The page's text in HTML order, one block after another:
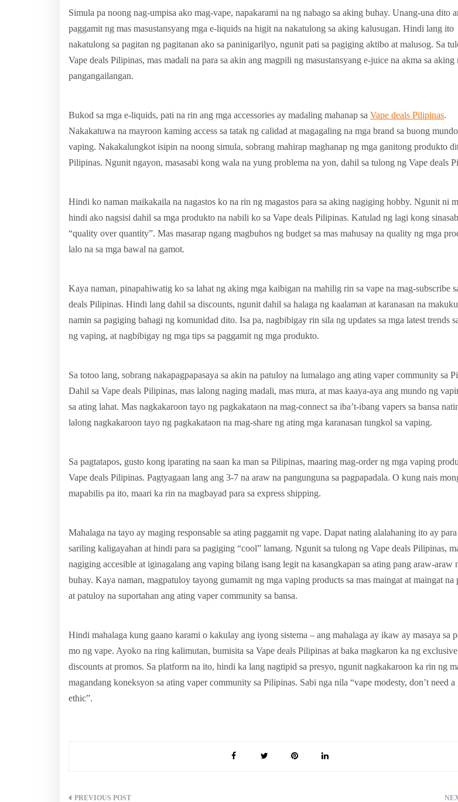
Simula pa noong nag-umpisa ako mag-vape, napakarami na ng nabago sa aking buhay. Unang-una dito
paggamit ng mas masustansyang mga e-liquids na higit na nakatulong sa aking kalusugan. Hindi lang ito
nakatulong sa pagitan ng pagitanan ako sa paninigarilyo, ngunit pati sa pagiging aktibo at malusog. Sa
Vape deals Pilipinas, mas madali na para sa akin ang magpili ng masustansyang e-juice na akma sa aking
pangangailangan.
Bukod sa mga e-liquids, pati na rin ang mga accessories ay madaling mahanap sa Vape deals Pilipinas.
Nakakatuwa na mayroon kaming access sa tatak ng calidad at magagaling na mga brand sa buong
vaping. Nakakalungkot isipin na noong simula, sobrang mahirap maghanap ng mga ganitong produkto
Pilipinas. Ngunit ngayon, masasabi kong wala na yung problema na yon, dahil sa tulong ng Vape deals
Hindi ko naman maikakaila na nagastos ko na rin ng magastos para sa aking nagiging hobby. Ngunit ni
hindi ako nagsisi dahil sa mga produkto na nabili ko sa Vape deals Pilipinas. Katulad ng lagi kong
“quality over quantity”. Mas masarap ngang magbuhos ng budget sa mas mahusay na quality ng mga
lalo na sa mga bawal na gamot.
Kaya naman, pinapahiwatig ko sa lahat ng aking mga kaibigan na mahilig rin sa vape na mag-subscribe
deals Pilipinas. Hindi lang dahil sa discounts, ngunit dahil sa halaga ng kaalaman at karanasan na
namin sa pagiging bahagi ng komunidad dito. Isa pa, nagbibigay rin sila ng updates sa mga latest trends
ng vaping, at nagbibigay ng mga tips sa paggamit ng mga produkto.
Sa totoo lang, sobrang nakapagpapasaya sa akin na patuloy na lumalago ang ating vaper community sa
Dahil sa Vape deals Pilipinas, mas lalong naging madali, mas mura, at mas kaaya-aya ang mundo ng
sa ating lahat. Mas nagkakaroon tayo ng pagkakataon na mag-connect sa iba’t-ibang vapers sa bansa
lalong nagkakaroon tayo ng pagkakataon na mag-share ng ating mga karanasan tungkol sa vaping.
Sa pagtatapos, gusto kong iparating na saan ka man sa Pilipinas, maaring mag-order ng mga vaping
Vape deals Pilipinas. Pagtyagaan lang ang 3-7 na araw na pangunguna sa pagpapadala. O kung nais
mapabilis pa ito, maari ka rin na magbayad para sa express shipping.
Mahalaga na tayo ay maging responsable sa ating paggamit ng vape. Dapat nating alalahaning ito ay
sariling kaligayahan at hindi para sa pagiging “cool” lamang. Ngunit sa tulong ng Vape deals Pilipinas,
nagiging accesible at iginagalang ang vaping bilang isang legit na kasangkapan sa ating pang araw-araw
buhay. Kaya naman, magpatuloy tayong gumamit ng mga vaping products sa mas maingat at maingat na
at patuloy na suportahan ang ating vaper community sa bansa.
Hindi mahalaga kung gaano karami o kakulay ang iyong sistema – ang mahalaga ay ikaw ay masaya sa
mo ng vape. Ayoko na ring kalimutan, bumisita sa Vape deals Pilipinas at baka magkaron ka ng exclusive
discounts at promos. Sa platform na ito, hindi ka lang nagtipid sa presyo, ngunit nagkakaroon ka rin ng
magandang koneksyon sa ating vaper community sa Pilipinas. Sabi nga nila “vape modesty, don’t need a
ethic”.